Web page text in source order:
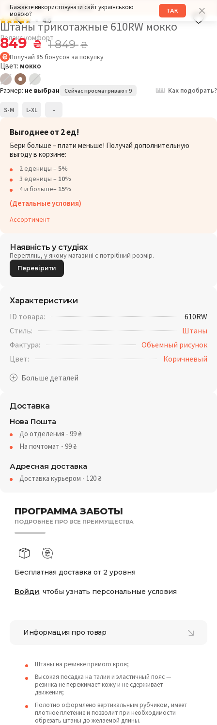
Бажаєте використовувати сайт українською
мовою?
ТАК
РАЗМЕР: L-XL РОСТ: 169СМ
4.5
Штаны трикотажные 610RW мокко
Релакс комфорт
849₴ 1 849₴
Получай 85 бонусов за покупку
Цвет: мокко
Размер: не выбран Сейчас просматривают 9 Как подобрать?
S-M L-XL -
Выгоднее от 2 ед!
Бери больше – плати меньше! Получай дополнительную
выгоду в корзине:
2 еденицы – 5%
3 еденицы – 10%
4 и больше– 15%
(Детальные условия)
Ассортимент
ПРОГРАММА ЗАБОТЫ
ПОДРОБНЕЕ ПРО ВСЕ ПРЕИМУЩЕСТВА
Бесплатная доставка от 2 уровня
Войди, чтобы узнать персональные условия
Наявність у студіях
Переглянь, у якому магазині є потрібний розмір.
Перевірити
Характеристики
ID товара:
610RW
Стиль:
Штаны
Фактура:
Объемный рисунок
Цвет:
Коричневый
Доставка
Нова Пошта
До отделения - 99₴
На почтомат - 99₴
Адресная доставка
Доставка курьером - 120₴
Информация про товар
Штаны на резинке прямого кроя;
Высокая посадка на талии и эластичный пояс —
резинка не пережимает кожу и не сдерживает
движения;
Полотно оформлено вертикальным рубчиком, имеет
плотное плетение и позволит при необходимости
обрезать штаны до желаемой длины.